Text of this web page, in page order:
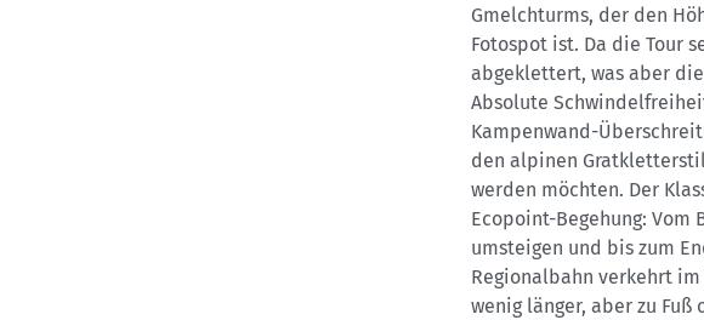
Gmelchturms, der den
Fotospot ist. Da die Tour
abgeklettert, was aber
Absolute
Kampenwand-
den alpinen
werden möchten. Der
Ecopoint-Begehung: Vom
umsteigen und bis zum
Regionalbahn verkehrt im
wenig länger, aber zu